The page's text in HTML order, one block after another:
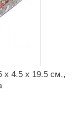
x 4.5 x 19.5 см.,